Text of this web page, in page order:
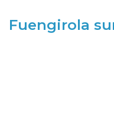
Fuengirola